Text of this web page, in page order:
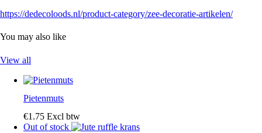
https://dedecoloods.nl/product-category/zee-decoratie-artikelen/
You may also like
View all
Pietenmuts
€1 .75 Excl btw
Out of stock